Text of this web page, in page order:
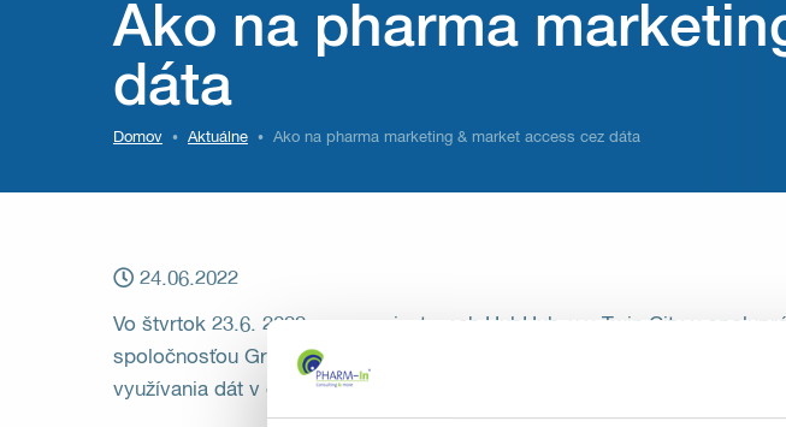
Ako na pharma
dáta
Domov Aktuálne Ako na pharma marketing & market access cez dáta
24.06.2022
Vo štvrtok 23.6. 2022 sme v priestoroch HubHub-u v Twin City v
spoločnosťou Grandaliro diskutovali o možnostiach získavania a
využívania dát v oblasti Market Access a marketingu.